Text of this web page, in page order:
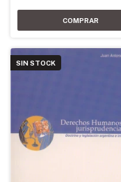
SIN STOCK